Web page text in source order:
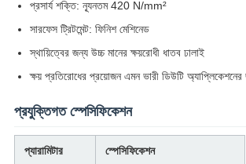
প্রসার্য শক্তি: ন্যূনতম 420 N/mm²
সারফেস ট্রিটমেন্ট: ফিনিশ মেশিনেড
স্থায়িত্বের জন্য উচ্চ মানের ক্ষয়রোধী ধাতব ঢালাই
ক্ষয় প্রতিরোধের প্রয়োজন এমন ভারী ডিউটি
প্রযুক্তিগত স্পেসিফিকেশন
প্যারামিটার স্পেসিফিকেশন